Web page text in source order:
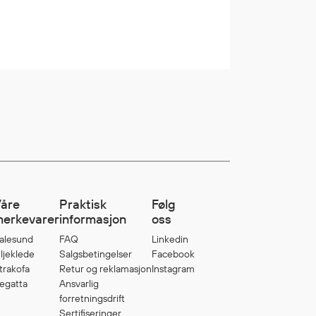
Praktisk
informasjon
FAQ
Salgsbetingelser
Retur og reklamasjon
Ansvarlig
forretningsdrift
Sertifiseringer
Følg
oss
Linkedin
Facebook
Instagram